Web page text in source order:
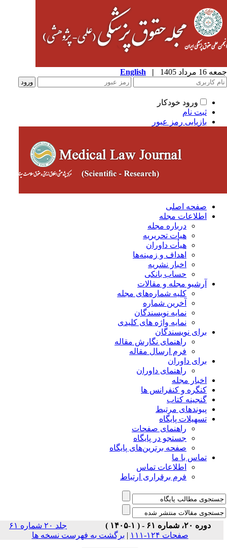
مرداد 1405 |
English
ورود خودکار
ثبت نام
بازیابی رمز عبور
صفحه اصلی
اطلاعات مجله
درباره مجله
هیات تحریریه
هیأت داوران
اهداف و زمینه‌ها
اخبار نشریه
حساب بانکی
آرشیو مجله و مقالات
کلیه شماره‌های مجله
آخرین شماره
نمایه نویسندگان
نمایه واژه های کلیدی
برای نویسندگان
راهنمای نگارش مقاله
فرم ارسال مقاله
برای داوران
راهنمای داوران
اخبار مجله
کنگره و کنفرانس ها
گنجینه کتاب
پیوندهای مرتبط
تسهیلات پایگاه
راهنمای صفحات
جستجو در پایگاه
صفحه برترین‌های پایگاه
تماس با ما
اطلاعات تماس
فرم برقراری ارتباط
دوره ۲۰، شماره ۶۱ - ( ۱-۱۴۰۵ )
جلد ۲۰ شماره ۶۱
صفحات ۱۲۴-۱۱۱
| برگشت به فهرست نسخه ها